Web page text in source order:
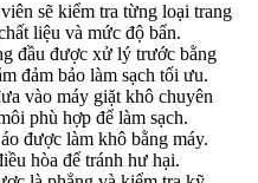
sẽ kiểm tra từng loại trang
liệu và mức độ bẩn.
đầu được xử lý trước bằng
đảm bảo làm sạch tối ưu.
vào máy giặt khô chuyên
phù hợp để làm sạch.
được làm khô bằng máy.
hòa để tránh hư hại.